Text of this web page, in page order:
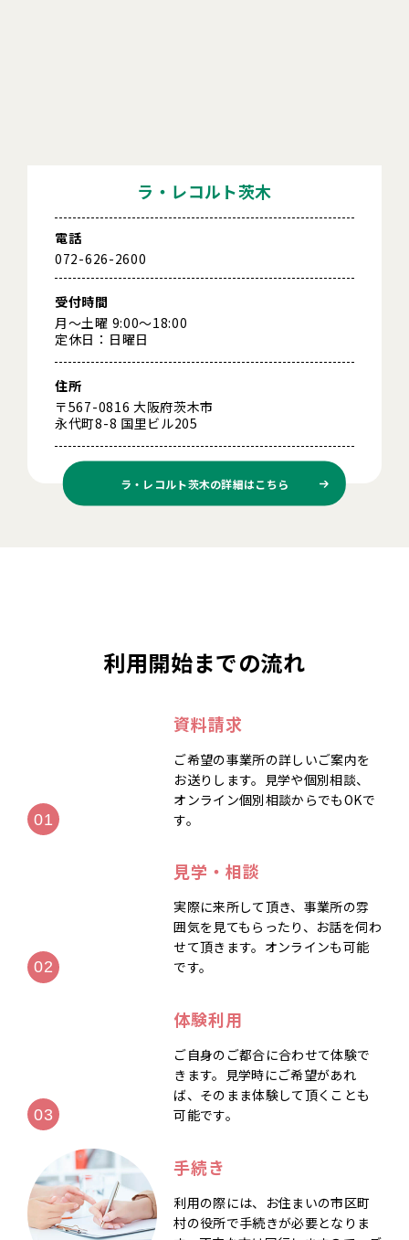
ラ・レコルト茨木
電話
072-626-2600
受付時間
月～土曜 9:00～18:00
定休日：日曜日
住所
〒567-0816 大阪府茨木市
永代町8-8 国里ビル205
ラ・レコルト茨木の詳細はこちら
利用開始までの流れ
資料請求
ご希望の事業所の詳しいご案内を
お送りします。見学や個別相談、
オンライン個別相談からでもOKで
す。
見学・相談
実際に来所して頂き、事業所の雰
囲気を見てもらったり、お話を伺わ
せて頂きます。オンラインも可能
です。
体験利用
ご自身のご都合に合わせて体験で
きます。見学時にご希望があれ
ば、そのまま体験して頂くことも
可能です。
手続き
利用の際には、お住まいの市区町
村の役所で手続きが必要となりま